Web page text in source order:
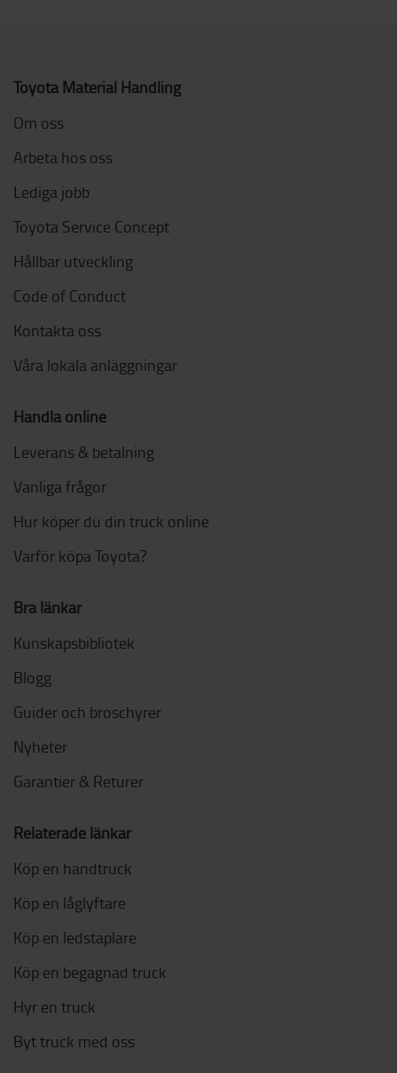
Toyota Material Handling
Om oss
Arbeta hos oss
Lediga jobb
Toyota Service Concept
Hållbar utveckling
Code of Conduct
Kontakta oss
Våra lokala anläggningar
Handla online
Leverans & betalning
Vanliga frågor
Hur köper du din truck online
Varför köpa Toyota?
Bra länkar
Kunskapsbibliotek
Blogg
Guider och broschyrer
Nyheter
Garantier & Returer
Relaterade länkar
Köp en handtruck
Köp en låglyftare
Köp en ledstaplare
Köp en begagnad truck
Hyr en truck
Byt truck med oss